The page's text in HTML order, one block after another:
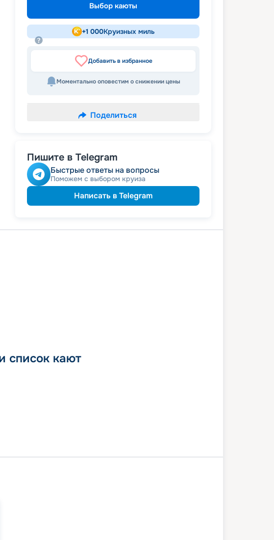
Выбор каюты
+1 000Круизных миль
Добавить в избранное
Моментально оповестим о снижении цены
Поделиться
Пишите в Telegram
Быстрые ответы на вопросы
Поможем с выбором круиза
Написать в Telegram
список кают